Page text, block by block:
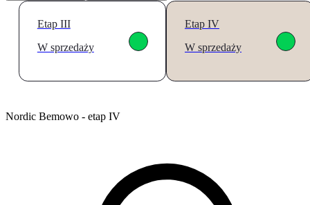
Etap III
W sprzedaży
Etap IV
W sprzedaży
Nordic Bemowo - etap IV